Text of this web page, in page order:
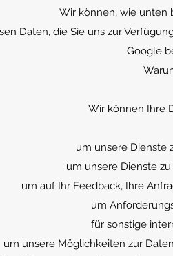
Wir können, wie unten
Daten, die Sie uns zur
Google
Wir können Ihre
um unsere Dienste
um unsere Dienste
um auf Ihr Feedback, Ihre
um
für sonstige
um unsere Möglichkeiten zur